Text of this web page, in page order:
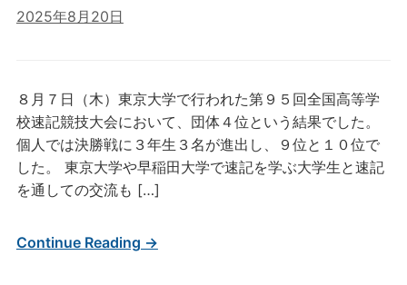
2025年8月20日
８月７日（木）東京大学で行われた第９５回全国高等学
校速記競技大会において、団体４位という結果でした。
個人では決勝戦に３年生３名が進出し、９位と１０位で
した。 東京大学や早稲田大学で速記を学ぶ大学生と速記
を通しての交流も […]
Continue Reading →